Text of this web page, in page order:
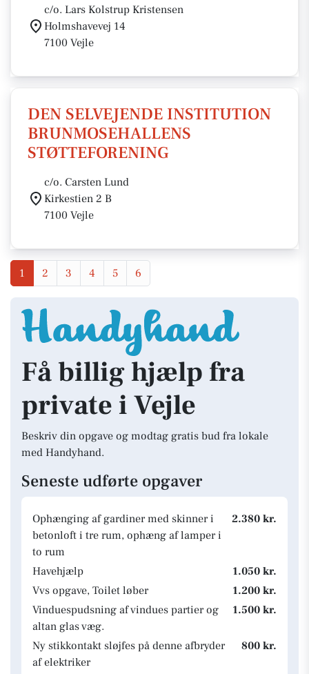
c/o. Lars Kolstrup Kristensen
Holmshavevej 14
7100 Vejle
DEN SELVEJENDE INSTITUTION
BRUNMOSEHALLENS
STØTTEFORENING
c/o. Carsten Lund
Kirkestien 2 B
7100 Vejle
1 2 3 4 5 6
Få billig hjælp fra
private i Vejle
Beskriv din opgave og modtag gratis bud fra lokale
med Handyhand.
Seneste udførte opgaver
Ophænging af gardiner med skinner i
betonloft i tre rum, ophæng af lamper i
to rum
2.380 kr.
Havehjælp
1.050 kr.
Vvs opgave, Toilet løber
1.200 kr.
Vinduespudsning af vindues partier og
altan glas væg.
1.500 kr.
Ny stikkontakt sløjfes på denne afbryder
af elektriker
800 kr.